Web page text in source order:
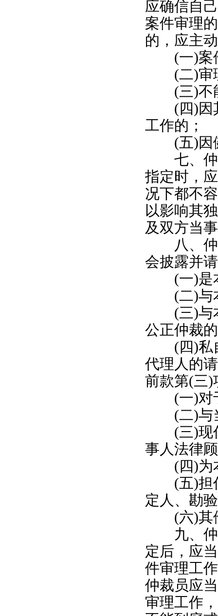
应确信自
案件审理
的，应主
(一)案件
(二)审理
(三)不能
(四)因其
工作的；
(五)因健
七、仲
指定时，
况下都不
以影响其
及双方当
八、仲
会披露并
(一)是本
(二)与
(三)与本
公正仲裁
(四)私自
代理人的
前款第(三)
(一)对于
(二)与当
(三)现任
事人法律
(四)为本
(五)担任
定人、勘
(六)其他
九、仲
定后，应
件审理工
仲裁员应
审理工作